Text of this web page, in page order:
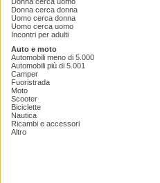
Donna cerca donna
Uomo cerca donna
Uomo cerca uomo
Incontri per adulti
Auto e moto
Automobili meno di 5.000
Automobili più di 5.001
Camper
Fuoristrada
Moto
Scooter
Biciclette
Nautica
Ricambi e accessori
Altro